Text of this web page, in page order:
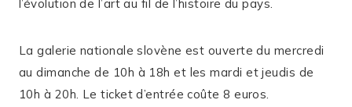
l’évolution de l’art au fil de l’histoire du pays.
La galerie nationale slovène est ouverte du mercredi
au dimanche de 10h à 18h et les mardi et jeudis de
10h à 20h. Le ticket d’entrée coûte 8 euros.